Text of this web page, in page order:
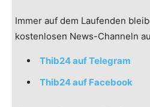
Immer auf dem Laufenden
kostenlosen News-Channeln
Thib24 auf Telegram
Thib24 auf Facebook